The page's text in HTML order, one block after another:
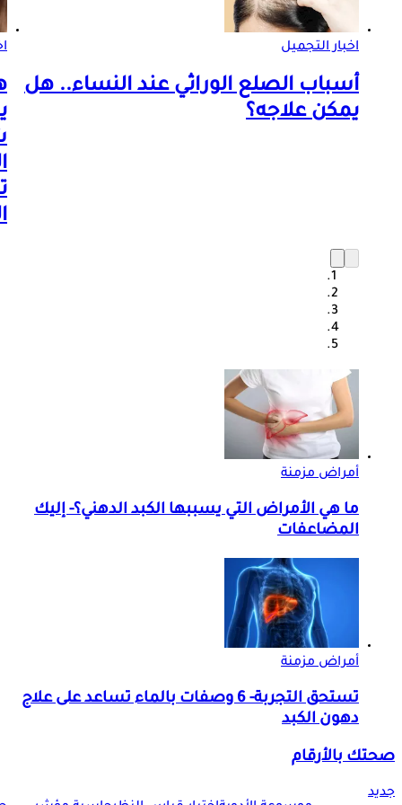
اخبار التجميل
أسباب الصلع الوراثي عند النساء.. هل
يمكن علاجه؟
أمراض مزمنة
ما هي الأمراض التي يسببها الكبد الدهني؟- إليك
المضاعفات
أمراض مزمنة
تستحق التجربة- 6 وصفات بالماء تساعد على علاج
دهون الكبد
صحتك بالأرقام
جديد